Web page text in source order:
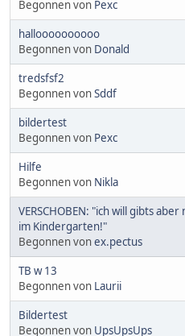
Begonnen von Pexc
halloooooooooo
Begonnen von Donald
tredsfsf2
Begonnen vonSddf
bildertest
Begonnen von Pexc
Hilfe
Begonnen von Nikla
VERSCHOBEN: "ich will gibts
im Kindergarten!"
Begonnen vonex.pectus
TB w 13
Begonnen von Laurii
Bildertest
Begonnen von UpsUpsUps